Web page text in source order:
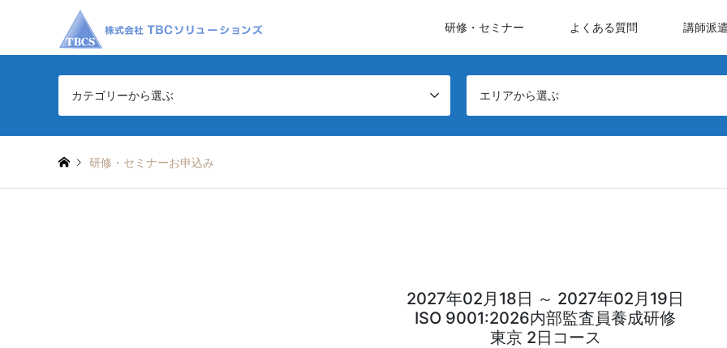
研修・セミナー よくある質問 講師派
カテゴリーから選ぶ エリアから選ぶ
研修・セミナーお申込み
2027年02月18日 ～ 2027年02月19日
ISO 9001:2026内部監査員養成研修
東京 2日コース